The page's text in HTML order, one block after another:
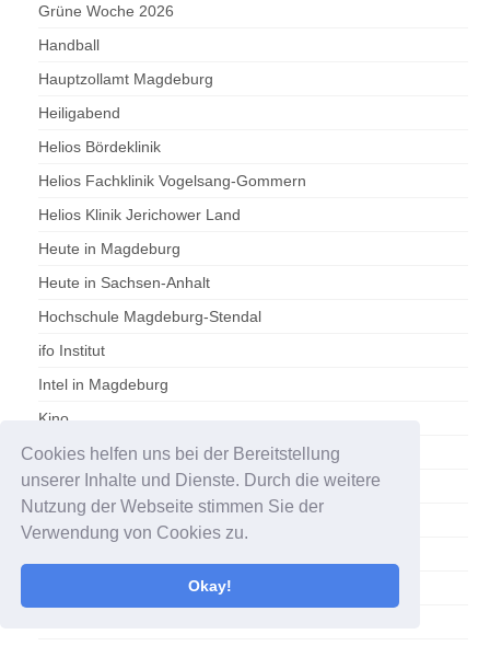
Cookies helfen uns bei der Bereitstellung
unserer Inhalte und Dienste. Durch die weitere
Nutzung der Webseite stimmen Sie der
Verwendung von Cookies zu.
Okay!
Grüne Woche 2026
Handball
Hauptzollamt Magdeburg
Heiligabend
Helios Bördeklinik
Helios Fachklinik Vogelsang-Gommern
Helios Klinik Jerichower Land
Heute in Magdeburg
Heute in Sachsen-Anhalt
Hochschule Magdeburg-Stendal
ifo Institut
Intel in Magdeburg
Kino
Kino-News mit Trailer
Klassik – News
Kleinanzeige